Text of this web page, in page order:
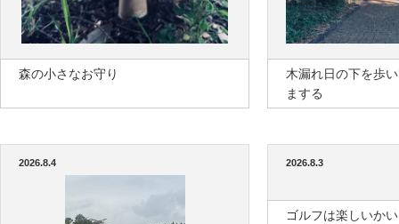
森の小さなお守り
木漏れ日の下を歩
まする
2026.8.4 2026.8.3
ゴルフは楽しいか